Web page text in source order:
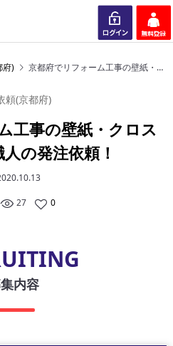
ログイン 会員登録
府) 京都府でリフォーム工事の壁紙・クロス屋・業者・職人の発注依頼！
頼(京都府)
工事の壁紙・クロス
の発注依頼！
27 0
内容